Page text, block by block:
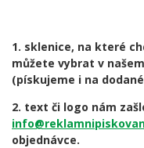
1. sklenice, na které
můžete vybrat v
(pískujeme i na
2. text či logo nám
objednávce.